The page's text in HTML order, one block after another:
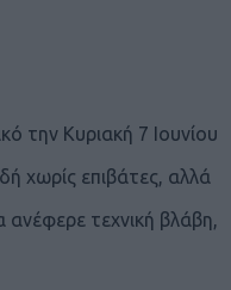
την Κυριακή 7 Ιουνίου
χωρίς επιβάτες, αλλά
τεχνική βλάβη,